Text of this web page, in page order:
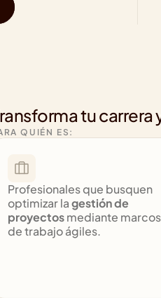
tu
QUIÉN ES:
Profesionales que busquen
optimizar la gestión de
proyectos mediante marcos
de trabajo ágiles.